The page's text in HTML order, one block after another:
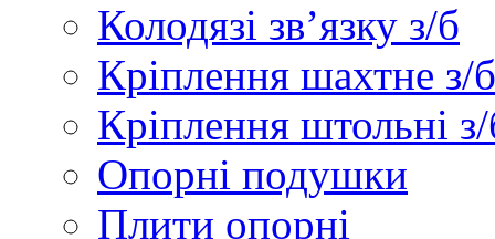
Колодязі зв’язку з/б
Кріплення шахтне з/б
Кріплення штольні
Опорні подушки
Плити опорні